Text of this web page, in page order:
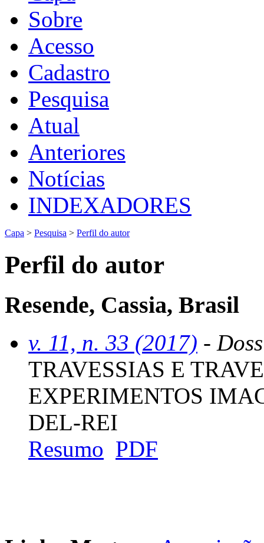
Sobre
Acesso
Cadastro
Pesquisa
Atual
Anteriores
Notícias
INDEXADORES
Capa > Pesquisa > Perfil do autor
Perfil do autor
Resende, Cassia, Brasil
v. 11, n. 33 (2017) -
TRAVESSIAS E
EXPERIMENTOS
DEL-REI
Resumo PDF